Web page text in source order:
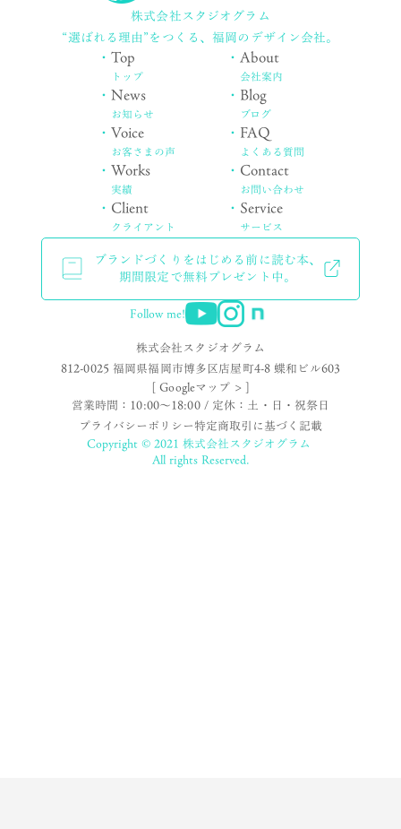
株式会社スタジオグラム
“選ばれる理由”をつくる、福岡のデザイン会社。
・Top
トップ
・News
お知らせ
・Voice
お客さまの声
・Works
実績
・ Client
クライアント
・About
会社案内
・ Blog
ブログ
・ FAQ
よくある質問
・ Contact
お問い合わせ
・ Service
サービス
ブランドづくりをはじめる前に読む本、
期間限定で無料プレゼント中。
Follow me!
株式会社スタジオグラム
812-0025 福岡県福岡市博多区店屋町4-8 蝶和ビル603
[ Googleマップ > ]
営業時間：10:00〜18:00 / 定休：土・日・祝祭日
プライバシーポリシー特定商取引に基づく記載
Copyright © 2021 株式会社スタジオグラム
All rights Reserved.